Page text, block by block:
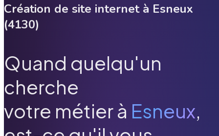
Création de site internet à Esneux
(4130)
Quand quelqu'un
cherche
votre métier à Esneux,